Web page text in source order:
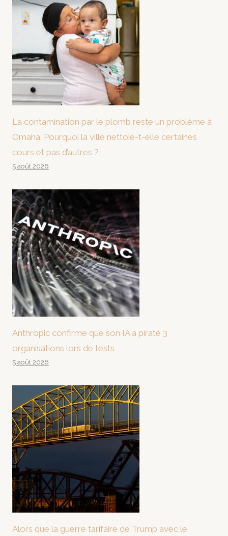
La contamination par le plomb reste un problème à
Omaha. Pourquoi la ville nettoie-t-elle certaines
cours et pas d’autres ?
5 août 2026
Anthropic confirme que son IA a piraté 3
organisations lors de tests
5 août 2026
Alors que la guerre tarifaire de Trump avec le